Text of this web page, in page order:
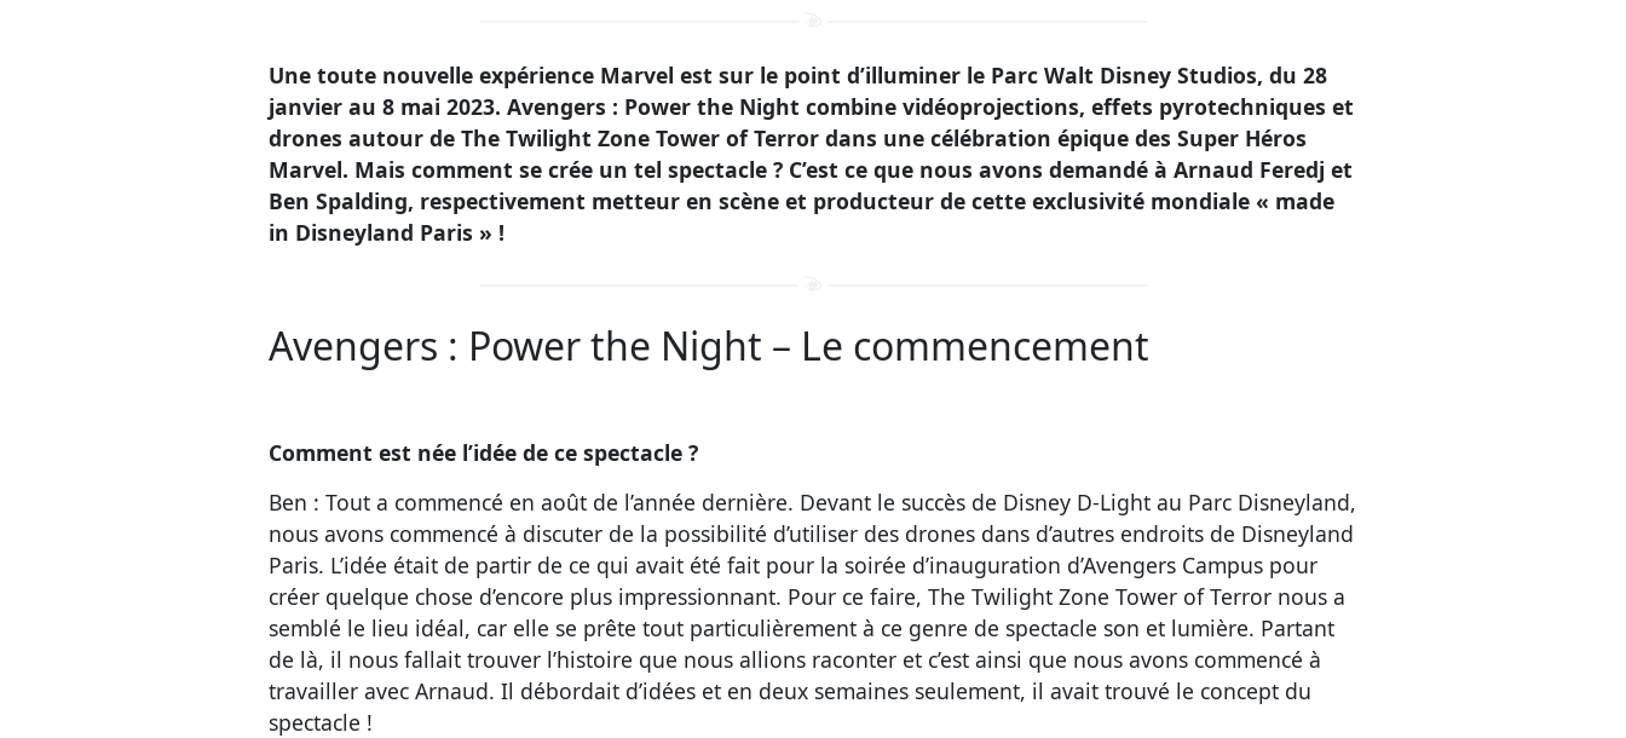
Une toute nouvelle expérience Marvel est sur le point d’illuminer le Parc Walt Disney Studios, du 28
janvier au 8 mai 2023. Avengers : Power the Night combine vidéoprojections, effets pyrotechniques et
drones autour de The Twilight Zone Tower of Terror dans une célébration épique des Super Héros
Marvel. Mais comment se crée un tel spectacle ? C’est ce que nous avons demandé à Arnaud Feredj et
Ben Spalding, respectivement metteur en scène et producteur de cette exclusivité mondiale « made
in Disneyland Paris » !
Avengers : Power the Night – Le commencement
Comment est née l’idée de ce spectacle ?
Ben : Tout a commencé en août de l’année dernière. Devant le succès de Disney D-Light au Parc Disneyland,
nous avons commencé à discuter de la possibilité d’utiliser des drones dans d’autres endroits de Disneyland
Paris. L’idée était de partir de ce qui avait été fait pour la soirée d’inauguration d’Avengers Campus pour
créer quelque chose d’encore plus impressionnant. Pour ce faire, The Twilight Zone Tower of Terror nous a
semblé le lieu idéal, car elle se prête tout particulièrement à ce genre de spectacle son et lumière. Partant
de là, il nous fallait trouver l’histoire que nous allions raconter et c’est ainsi que nous avons commencé à
travailler avec Arnaud. Il débordait d’idées et en deux semaines seulement, il avait trouvé le concept du
spectacle !